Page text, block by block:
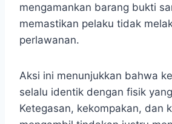
mengamankan barang bukti
memastikan pelaku tidak
perlawanan.
Aksi ini menunjukkan bahwa
selalu identik dengan fisik
Ketegasan, kekompakan, dan